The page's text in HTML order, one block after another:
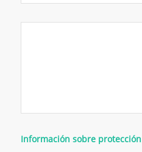
Información sobre